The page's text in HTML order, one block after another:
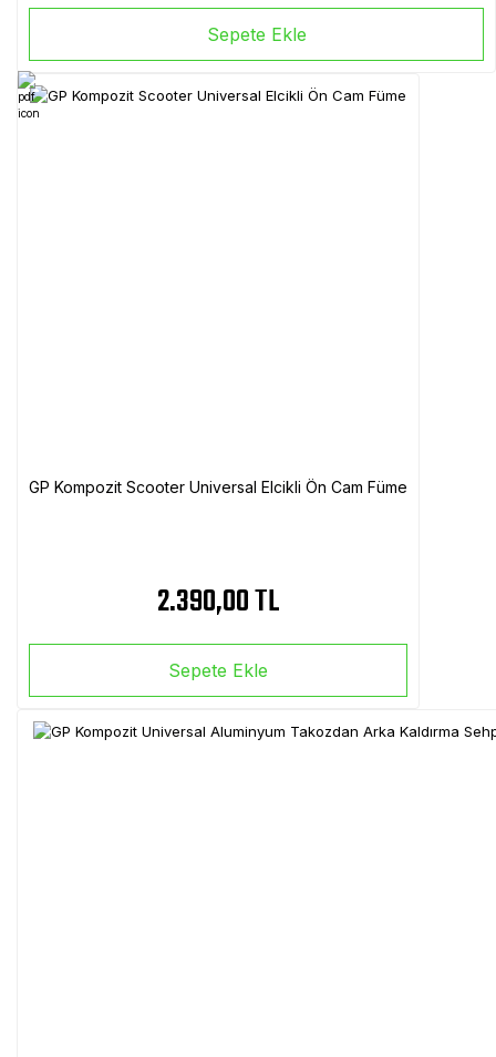
Sepete Ekle
GP Kompozit Scooter Universal Elcikli Ön Cam Füme
2.390,00 TL
Sepete Ekle